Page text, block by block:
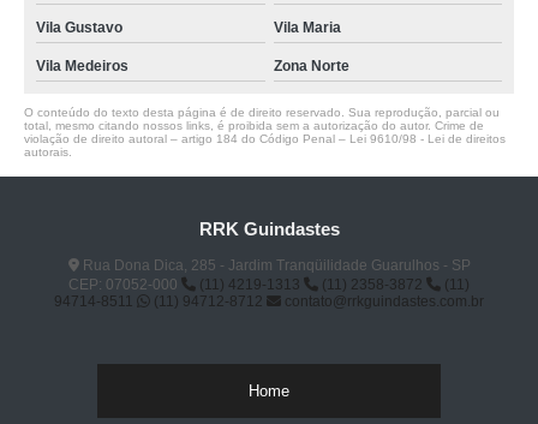
Vila Gustavo Vila Maria
Vila Medeiros Zona Norte
O conteúdo do texto desta página é de direito reservado. Sua reprodução, parcial ou
total, mesmo citando nossos links, é proibida sem a autorização do autor. Crime de
violação de direito autoral – artigo 184 do Código Penal – Lei 9610/98 - Lei de direitos
autorais.
RRK Guindastes
Rua Dona Dica, 285 - Jardim Tranqüilidade Guarulhos - SP
CEP: 07052-000
(11) 4219-1313 (11) 2358-3872
(11)
94714-8511
(11) 94712-8712 contato@rrkguindastes.com.br
Home